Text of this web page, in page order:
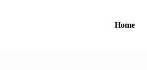
Home